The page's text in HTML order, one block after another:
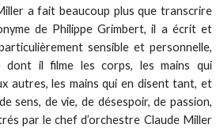
a fait beaucoup plus que transcrire
de Philippe Grimbert, il a écrit et
sensible et personnelle,
dont il filme les corps, les mains qui
autres, les mains qui en disent tant, et
sens, de vie, de désespoir, de passion,
par le chef d’orchestre Claude Miller